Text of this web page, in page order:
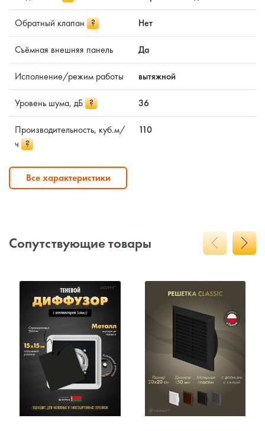
Обратный клапан ? Нет
Съёмная внешняя панель Да
Исполнение/режим работы вытяжной
Уровень шума, дБ ? 36
Производительность, куб.м/
ч ?
110
Все характеристики
Сопутствующие товары